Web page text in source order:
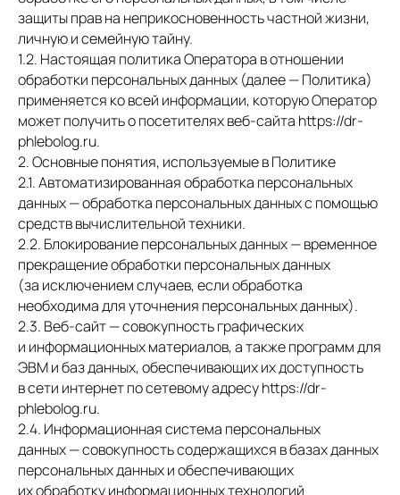
защиты прав на неприкосновенность частной жизни,
личную и семейную тайну.
1.2. Настоящая политика Оператора в отношении
обработки персональных данных (далее — Политика)
применяется ко всей информации, которую Оператор
может получить о посетителях веб-сайта https://dr-
phlebolog.ru.
2. Основные понятия, используемые в Политике
2.1. Автоматизированная обработка персональных
данных — обработка персональных данных с помощью
средств вычислительной техники.
2.2. Блокирование персональных данных — временное
прекращение обработки персональных данных
(за исключением случаев, если обработка
необходима для уточнения персональных данных).
2.3. Веб-сайт — совокупность графических
и информационных материалов, а также программ для
ЭВМ и баз данных, обеспечивающих их доступность
в сети интернет по сетевому адресу https://dr-
phlebolog.ru.
2.4. Информационная система персональных
данных — совокупность содержащихся в базах данных
персональных данных и обеспечивающих
их обработку информационных технологий